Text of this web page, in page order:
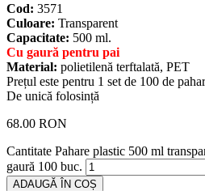
Cod: 3571
Culoare: Transparent
Capacitate: 500 ml.
Cu gaură pentru pai
Material: polietilenă terftalată, PET
Prețul este pentru 1 set de 100 de
De unică folosință
68.00 RON
Cantitate Pahare plastic 500 ml
gaură 100 buc.
ADAUGĂ ÎN COȘ